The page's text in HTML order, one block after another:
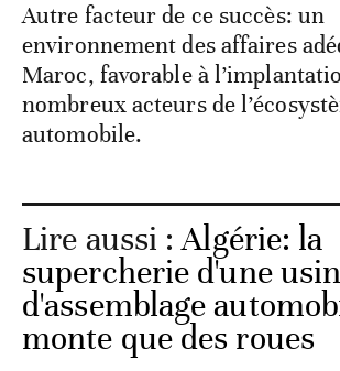
Autre facteur de ce succès: un
environnement des affaires
Maroc, favorable à
nombreux acteurs de
automobile.
Lire aussi :Algérie: la
supercherie d'une
d'assemblage
monte que des roues